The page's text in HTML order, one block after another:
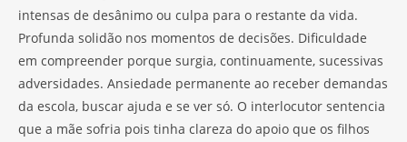
intensas de desânimo ou culpa para o restante da vida.
Profunda solidão nos momentos de decisões. Dificuldade
em compreender porque surgia, continuamente, sucessivas
adversidades. Ansiedade permanente ao receber demandas
da escola, buscar ajuda e se ver só. O interlocutor sentencia
que a mãe sofria pois tinha clareza do apoio que os filhos